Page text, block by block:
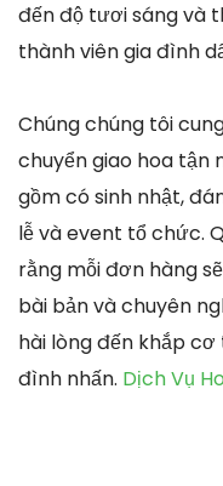
đến độ tươi sáng và
thành viên gia đình
Chúng chúng tôi
chuyển giao hoa tận
gồm có sinh nhật,
lễ và event tổ chức.
rằng mỗi đơn hàng
bài bản và chuyên
hài lòng đến khắp
đình nhấn. Dịch Vụ